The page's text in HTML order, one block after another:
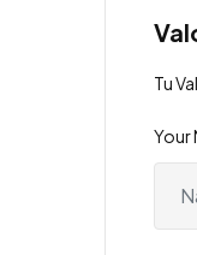
Tu
Your